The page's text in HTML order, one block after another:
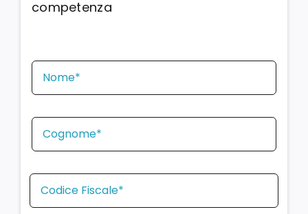
competenza